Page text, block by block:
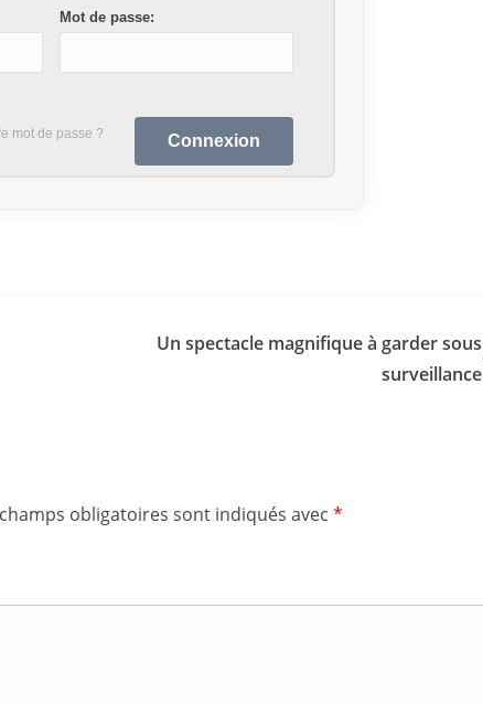
Mot de passe:
mot de passe ?
Un spectacle magnifique à garder sous
surveillance
obligatoires sont indiqués avec *